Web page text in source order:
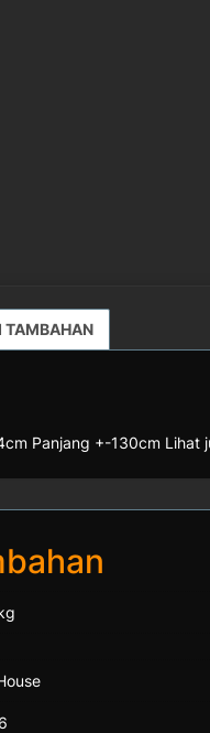
TAMBAHAN
Panjang +-130cm Lihat